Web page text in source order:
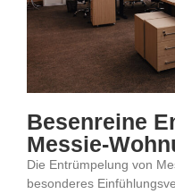
Besenreine
Messie-
Die Entrümpelung von
besonderes